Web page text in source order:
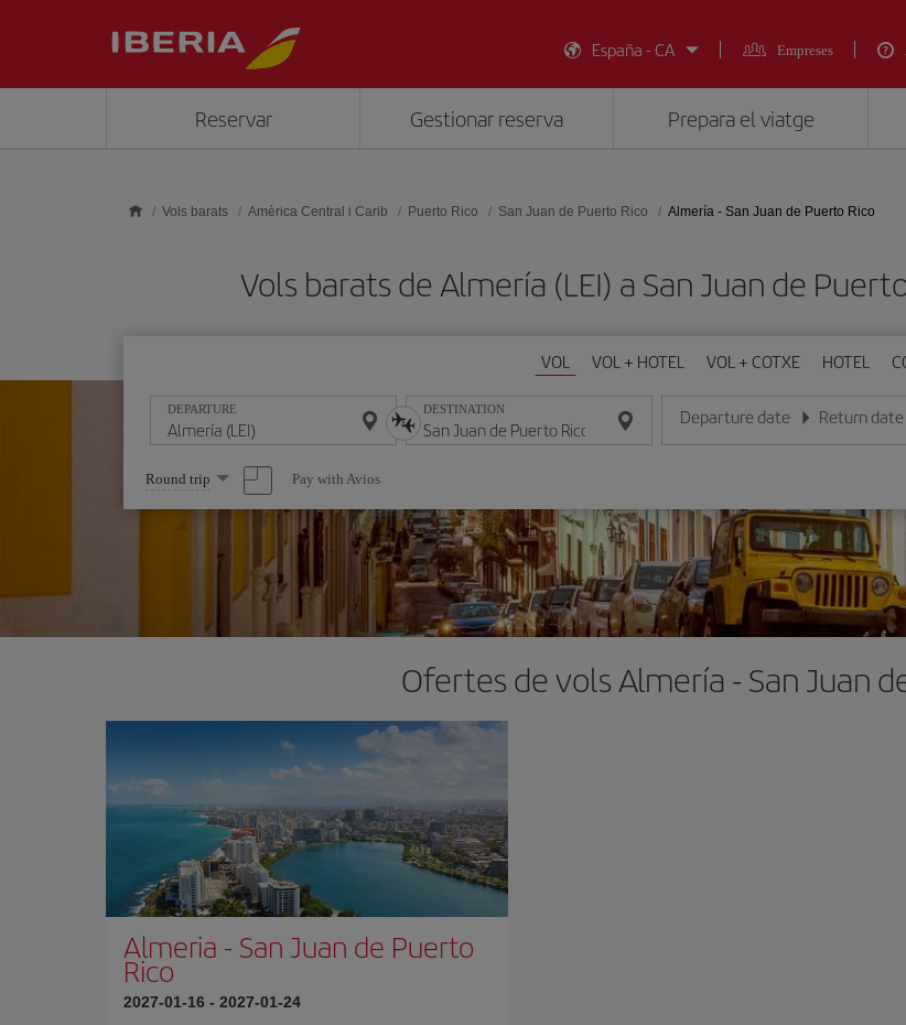
España - CA
Empreses
Reservar Gestionar reserva Prepara el viatge
Vols barats Amèrica Central i Carib Puerto Rico San Juan de Puerto Rico Almería - San Juan de Puerto Rico
Vols barats de Almería (LEI) a San Juan de
VOL VOL + HOTEL VOL + COTXE HOTEL
DEPARTURE DESTINATION Departure date
Introduce la fecha en format dia/mes/
Return date
Introduce la
Select
one
option
Round trip Pay with Avios
Ofertes de vols Almería - San Juan
Almeria - San Juan de Puerto
Rico
2027-01-16 - 2027-01-24